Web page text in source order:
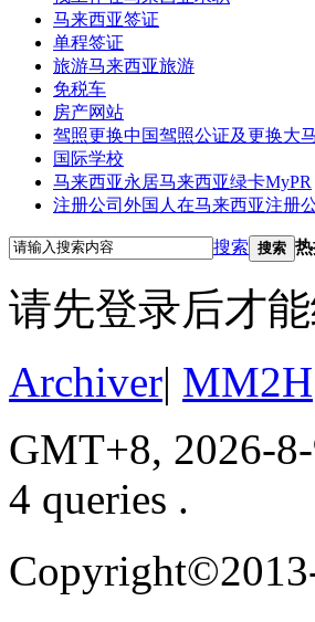
马来西亚签证
单程签证
旅游马来西亚旅游
免税车
房产网站
驾照更换中国驾照公证及更换大
国际学校
马来西亚永居马来西亚绿卡MyPR
注册公司 外国人在马来西亚注册
搜索 搜索
请先登录后才
Archiver| MM2H
GMT+8, 2026-
4 queries .